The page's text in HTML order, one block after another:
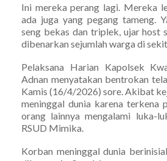
Ini mereka perang lagi. Mereka
ada juga yang pegang tameng.
seng bekas dan triplek, ujar host
dibenarkan sejumlah warga di
Pelaksana Harian Kapolsek
Adnan menyatakan bentrokan
Kamis (16/4/2026) sore. Akibat
meninggal dunia karena terkena
orang lainnya mengalami luka-
RSUD Mimika.
Korban meninggal dunia